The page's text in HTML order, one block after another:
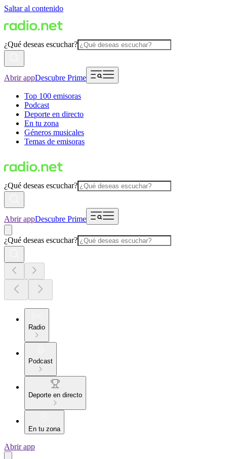
Saltar al contenido
¿Qué deseas escuchar?
Abrir appDescubre Prime
Top 100 emisoras
Podcast
Deporte en directo
En tu zona
Géneros musicales
Temas de emisoras
¿Qué deseas escuchar?
Abrir appDescubre Prime
¿Qué deseas escuchar?
Radio
Podcast
Deporte en directo
En tu zona
Abrir app